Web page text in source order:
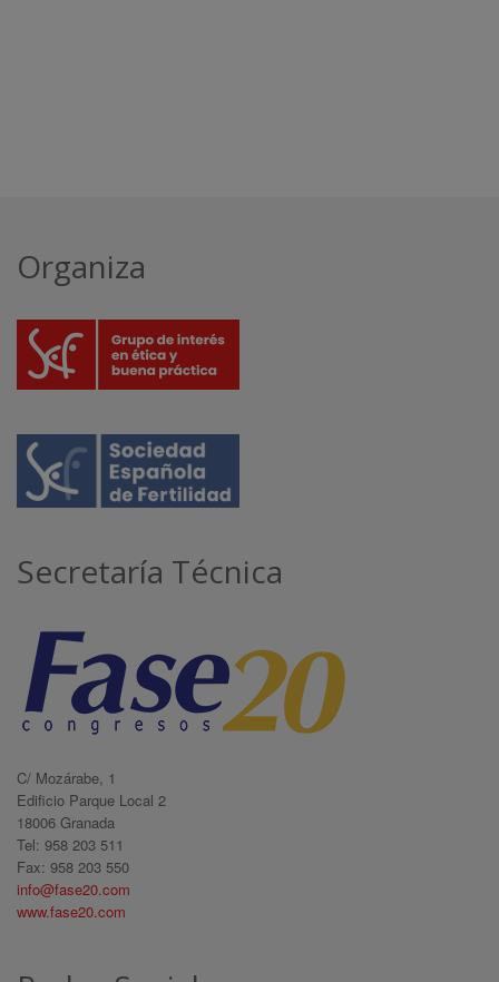
Organiza
Secretaría Técnica
C/ Mozárabe, 1
Edificio Parque Local 2
18006 Granada
Tel: 958 203 511
Fax: 958 203 550
info@fase20.com
www.fase20.com